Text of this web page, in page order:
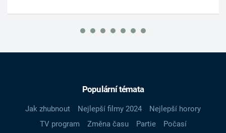
Populární témata
Jak zhubnout Nejlepší filmy 2024
Nejlepší horory
TV program
Změna času Partie
Počasí